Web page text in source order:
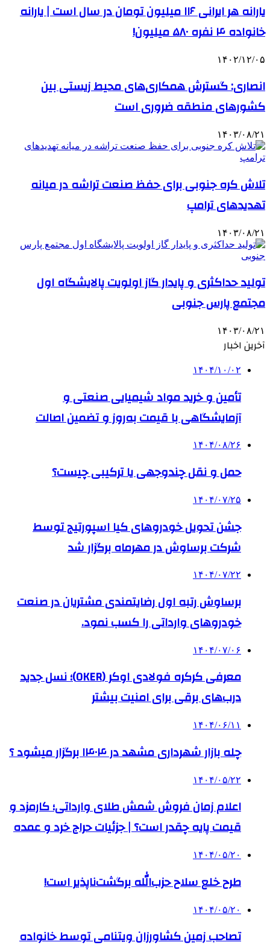
یارانه هر ایرانی ۱۱۶ میلیون تومان در سال است | یارانه
خانواده ۴ نفره ۵۸۰ میلیون!
۱۴۰۲/۱۲/۰۵
انصاری: گسترش همکاری‌های محیط زیستی بین
کشورهای منطقه ضروری است
۱۴۰۳/۰۸/۲۱
تلاش کره جنوبی برای حفظ صنعت تراشه در میانه
تهدیدهای ترامپ
۱۴۰۳/۰۸/۲۱
تولید حداکثری و پایدار گاز اولویت پالایشگاه اول
مجتمع پارس جنوبی
۱۴۰۳/۰۸/۲۱
آخرین اخبار
۱۴۰۴/۱۰/۰۲
تأمین و خرید مواد شیمیایی صنعتی و
آزمایشگاهی با قیمت به‌روز و تضمین اصالت
۱۴۰۴/۰۸/۲۶
حمل و نقل چندوجهی یا ترکیبی چیست؟
۱۴۰۴/۰۷/۲۵
جشن تحویل خودروهای کیا اسپورتیج توسط
شرکت برساوش در مهرماه برگزار شد
۱۴۰۴/۰۷/۲۲
برساوش رتبه اول رضایتمندی مشتریان در صنعت
خودروهای وارداتی را کسب نمود.
۱۴۰۴/۰۷/۰۶
معرفی کرکره فولادی اوکر (OKER)؛ نسل جدید
درب‌های برقی برای امنیت بیشتر
۱۴۰۴/۰۶/۱۱
چله بازار شهرداری مشهد در ۱۴۰۴ برگزار میشود ؟
۱۴۰۴/۰۵/۲۲
اعلام زمان فروش شمش طلای وارداتی؛ کارمزد و
قیمت پایه چقدر است؟ | جزئیات حراج خرد و عمده
۱۴۰۴/۰۵/۲۰
طرح خلع سلاح حزب‌الله برگشت‌ناپذیر است!
۱۴۰۴/۰۵/۲۰
تصاحب زمین کشاورزان ویتنامی توسط خانواده